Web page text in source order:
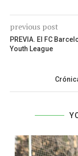
previous post
PREVIA. El FC
Youth League